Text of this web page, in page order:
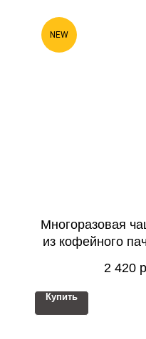
NEW
Многоразовая
из кофейного
2 420
Купить